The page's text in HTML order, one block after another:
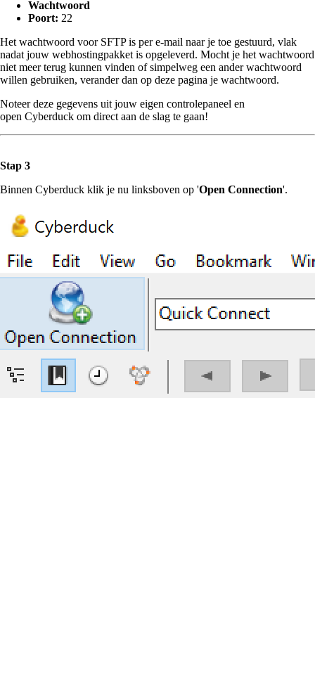
Wachtwoord
Poort: 22
Het wachtwoord voor SFTP is per e-mail naar je toe gestuurd, vlak
nadat jouw webhostingpakket is opgeleverd. Mocht je het wachtwoord
niet meer terug kunnen vinden of simpelweg een ander wachtwoord
willen gebruiken, verander dan op deze pagina je wachtwoord.
Noteer deze gegevens uit jouw eigen controlepaneel en
open Cyberduck om direct aan de slag te gaan!
Stap 3
Binnen Cyberduck klik je nu linksboven op 'Open Connection'.